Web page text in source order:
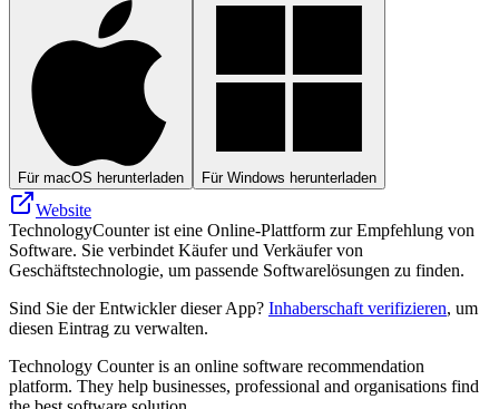
Für macOS herunterladen Für Windows herunterladen
Website
TechnologyCounter ist eine Online-Plattform zur Empfehlung von
Software. Sie verbindet Käufer und Verkäufer von
Geschäftstechnologie, um passende Softwarelösungen zu finden.
Sind Sie der Entwickler dieser App? Inhaberschaft verifizieren, um
diesen Eintrag zu verwalten.
Technology Counter is an online software recommendation
platform. They help businesses, professional and organisations find